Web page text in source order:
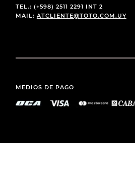
TEL.: (+598) 2511 2291 INT 2
MAIL: ATCLIENTE@TOTO.COM.UY
MEDIOS DE PAGO